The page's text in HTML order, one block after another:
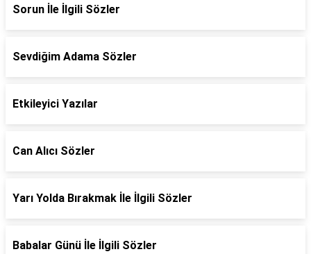
Sorun İle İlgili Sözler
Sevdiğim Adama Sözler
Etkileyici Yazılar
Can Alıcı Sözler
Yarı Yolda Bırakmak İle İlgili Sözler
Babalar Günü İle İlgili Sözler